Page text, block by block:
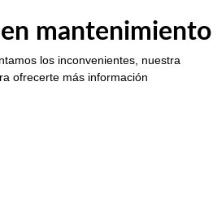
mantenimiento
los inconvenientes, nuestra
ofrecerte más información